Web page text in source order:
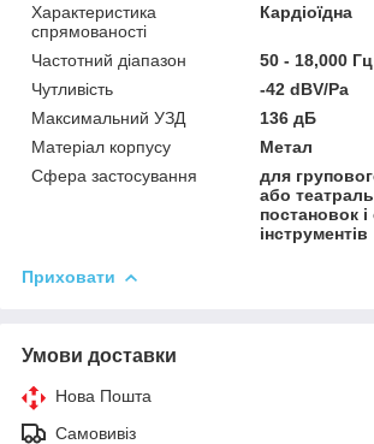
Характеристика
спрямованості
Кардіоїдна
Частотний діапазон
50 - 18,000 Гц
Чутливість
-42 dBV/Pa
Максимальний УЗД
136 дБ
Матеріал корпусу
Метал
Сфера застосування
для
або
постановок
інструментів
Приховати
Умови доставки
Нова Пошта
Самовивіз